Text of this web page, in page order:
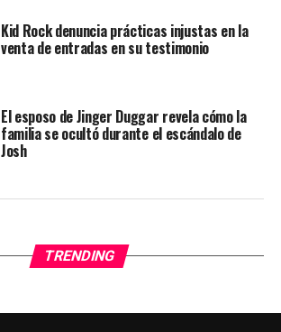
Kid Rock denuncia prácticas injustas en la
venta de entradas en su testimonio
El esposo de Jinger Duggar revela cómo la
familia se ocultó durante el escándalo de
Josh
TRENDING